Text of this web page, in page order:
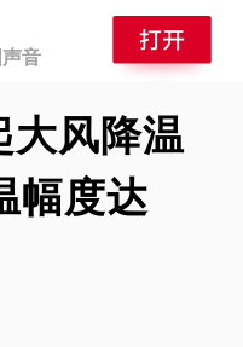
音
大风降温
幅度达